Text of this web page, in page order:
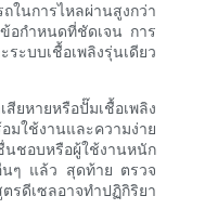
ในการไหลผ่านสูงกว่า
อกำหนดที่ชัดเจน การ
ะบบเชื้อเพลิงรุ่นเดียว
ยหายหรือปั๊มเชื้อเพลิง
มใช้งานและความง่าย
นชอบหรือผู้ใช้งานหนัก
นๆ แล้ว สุดท้าย ตรวจ
รดีเซลอาจทำปฏิกิริยา